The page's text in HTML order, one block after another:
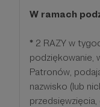
W ramach
* 2 RAZY w
podziękowanie,
Patronów,
nazwisko (lub